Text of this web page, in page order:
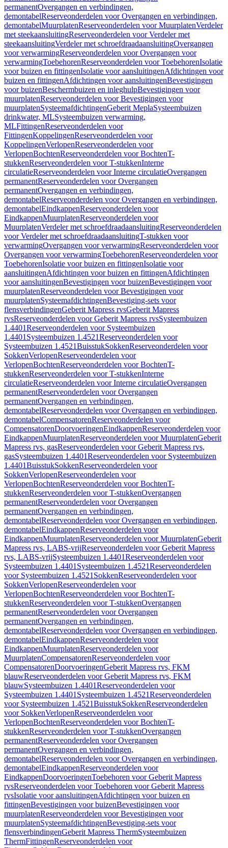
permanentOvergangen en verbindingen,
demontabelReserveonderdelen voor Overgangen en verbindingen,
demontabelMuurplatenReserveonderdelen voor MuurplatenVerdeler
met steekaansluitingReserveonderdelen voor Verdeler met
steekaansluitingVerdeler met schroefdraadaansluitingOvergangen
voor verwarmingReserveonderdelen voor Overgangen voor
verwarmingToebehorenReserveonderdelen voor ToebehorenIsolatie
voor buizen en fittingenIsolatie voor aansluitingenAfdichtingen voor
buizen en fittingenAfdichtingen voor aansluitingenBevestigingen
voor buizenBeschermbuizen en inleghulpBevestigingen voor
muurplatenReserveonderdelen voor Bevestigingen voor
muurplatenSysteemafdichtingenGeberit MeplaSysteembuizen
drinkwater, MLSysteembuizen verwarming,
MLFittingenReserveonderdelen voor
FittingenKoppelingenReserveonderdelen voor
KoppelingenVerlopenReserveonderdelen voor
VerlopenBochtenReserveonderdelen voor BochtenT-
stukkenReserveonderdelen voor T-stukkenInterne
circulatieReserveonderdelen voor Interne circulatieOvergangen
permanentReserveonderdelen voor Overgangen
permanentOvergangen en verbindingen,
demontabelReserveonderdelen voor Overgangen en verbindingen,
demontabelEindkappenReserveonderdelen voor
EindkappenMuurplatenReserveonderdelen voor
MuurplatenVerdeler met schroefdraadaansluitingReserveonderdelen
voor Verdeler met schroefdraadaansluitingT-stukken voor
verwarmingOvergangen voor verwarmingReserveonderdelen voor
Overgangen voor verwarmingToebehorenReserveonderdelen voor
ToebehorenIsolatie voor buizen en fittingenIsolatie voor
aansluitingenAfdichtingen voor buizen en fittingenAfdichtingen
voor aansluitingenBevestigingen voor buizenBevestigingen voor
muurplatenReserveonderdelen voor Bevestigingen voor
muurplatenSysteemafdichtingenBevestiging-sets voor
flensverbindingenGeberit Mapress rvsGeberit Mapress
rvsReserveonderdelen voor Geberit Mapress rvsSysteembuizen
1.4401Reserveonderdelen voor Systeembuizen
1.4401 Systeembuizen 1.4521Reserveonderdelen voor
Systeembuizen 1.4521BuisstukSokkenReserveonderdelen voor
SokkenVerlopenReserveonderdelen voor
VerlopenBochtenReserveonderdelen voor BochtenT-
stukkenReserveonderdelen voor T-stukkenInterne
circulatieReserveonderdelen voor Interne circulatieOvergangen
permanentReserveonderdelen voor Overgangen
permanentOvergangen en verbindingen,
demontabelReserveonderdelen voor Overgangen en verbindingen,
demontabelCompensatorenReserveonderdelen voor
CompensatorenDoorvoeringenEindkappenReserveonderdelen voor
EindkappenMuurplatenReserveonderdelen voor MuurplatenGeberit
Mapress rvs, gasReserveonderdelen voor Geberit Mapress rvs,
gasSysteembuizen 1.4401Reserveonderdelen voor Systeembuizen
1.4401BuisstukSokkenReserveonderdelen voor
SokkenVerlopenReserveonderdelen voor
VerlopenBochtenReserveonderdelen voor BochtenT-
stukkenReserveonderdelen voor T-stukkenOvergangen
permanentReserveonderdelen voor Overgangen
permanentOvergangen en verbindingen,
demontabelReserveonderdelen voor Overgangen en verbindingen,
demontabelEindkappenReserveonderdelen voor
EindkappenMuurplatenReserveonderdelen voor MuurplatenGeberit
Mapress rvs, LABS-vrijReserveonderdelen voor Geberit Mapress
rvs, LABS-vrijSysteembuizen 1.4401Reserveonderdelen voor
Systeembuizen 1.4401 Systeembuizen 1.4521Reserveonderdelen
voor Systeembuizen 1.4521 SokkenReserveonderdelen voor
SokkenVerlopenReserveonderdelen voor
VerlopenBochtenReserveonderdelen voor BochtenT-
stukkenReserveonderdelen voor T-stukkenOvergangen
permanentReserveonderdelen voor Overgangen
permanentOvergangen en verbindingen,
demontabelReserveonderdelen voor Overgangen en verbindingen,
demontabelEindkappenReserveonderdelen voor
EindkappenMuurplatenReserveonderdelen voor
MuurplatenCompensatorenReserveonderdelen voor
CompensatorenDoorvoeringenGeberit Mapress rvs, FKM
blauwReserveonderdelen voor Geberit Mapress rvs, FKM
blauwSysteembuizen 1.4401Reserveonderdelen voor
Systeembuizen 1.4401 Systeembuizen 1.4521Reserveonderdelen
voor Systeembuizen 1.4521BuisstukSokkenReserveonderdelen
voor SokkenVerlopenReserveonderdelen voor
VerlopenBochtenReserveonderdelen voor BochtenT-
stukkenReserveonderdelen voor T-stukkenOvergangen
permanentReserveonderdelen voor Overgangen
permanentOvergangen en verbindingen,
demontabelReserveonderdelen voor Overgangen en verbindingen,
demontabelEindkappenReserveonderdelen voor
EindkappenDoorvoeringenToebehoren voor Geberit Mapress
rvsReserveonderdelen voor Toebehoren voor Geberit Mapress
rvsIsolatie voor aansluitingenAfdichtingen voor buizen en
fittingenBevestigingen voor buizenBevestigingen voor
muurplatenReserveonderdelen voor Bevestigingen voor
muurplatenSysteemafdichtingenBevestiging-sets voor
flensverbindingenGeberit Mapress ThermSysteembuizen
ThermFittingenReserveonderdelen voor